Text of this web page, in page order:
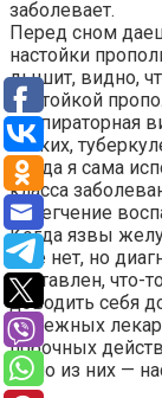
заболевает.
Перед сном
настойки
дышит, видно,
Настойкой
респираторная
легких,
Когда я сама
класса
облегчение
Когда язвы
еще нет, но
поставлен, что-
доводить себя
Надежных
побочных
Одно из них —